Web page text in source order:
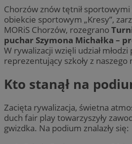
Chorzów znów tętnił
obiekcie sportowym „Kresy”,
MORiS Chorzów, rozegrano
puchar Szymona Michałka –
W rywalizacji wzięli udział młodzi
reprezentujący szkoły z naszego
Kto stanął na
Zacięta rywalizacja, świetna
duch fair play towarzyszyły
gwizdka. Na podium znalazły się: